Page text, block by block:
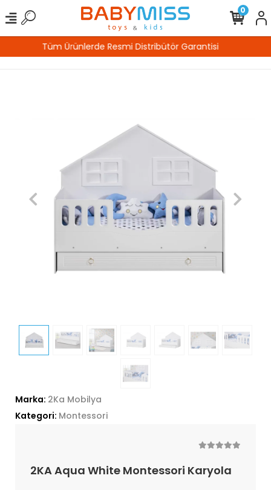
%100 Güvenli Alışveriş
0
Marka: 2Ka Mobilya
Kategori: Montessori
2KA Aqua White Montessori Karyola